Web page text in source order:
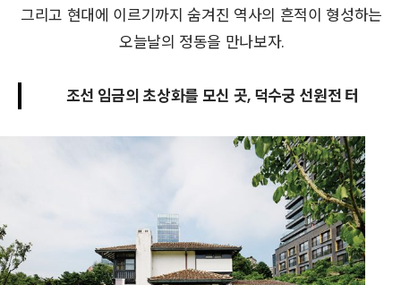
그리고 현대에 이르기까지 숨겨진 역사의 흔적이 형성하는
오늘날의 정동을 만나보자.
조선 임금의 초상화를 모신 곳, 덕수궁 선원전 터